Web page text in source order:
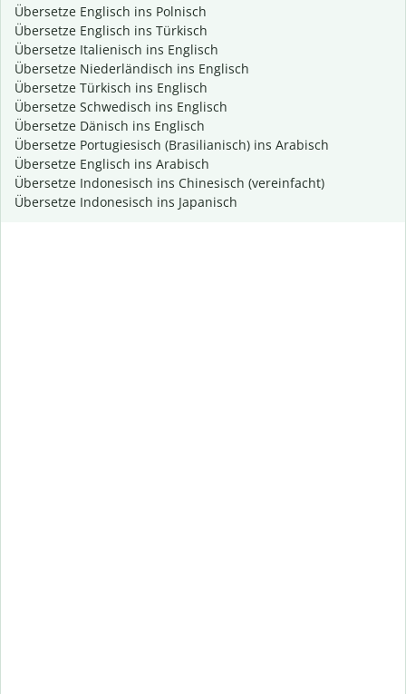
Übersetze Englisch ins Polnisch
Übersetze Englisch ins Türkisch
Übersetze Italienisch ins Englisch
Übersetze Niederländisch ins Englisch
Übersetze Türkisch ins Englisch
Übersetze Schwedisch ins Englisch
Übersetze Dänisch ins Englisch
Übersetze Portugiesisch (Brasilianisch) ins Arabisch
Übersetze Englisch ins Arabisch
Übersetze Indonesisch ins Chinesisch (vereinfacht)
Übersetze Indonesisch ins Japanisch